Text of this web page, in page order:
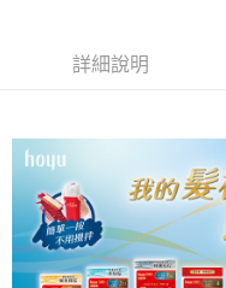
「AFTEE先享後付」，若未
請求用戶進行身份認證。
５．嚴禁一人註冊多個帳號或
恩沛科技股份有限公司將有
宅配(本島)
每筆NT$80，滿NT$290(
詳細說明